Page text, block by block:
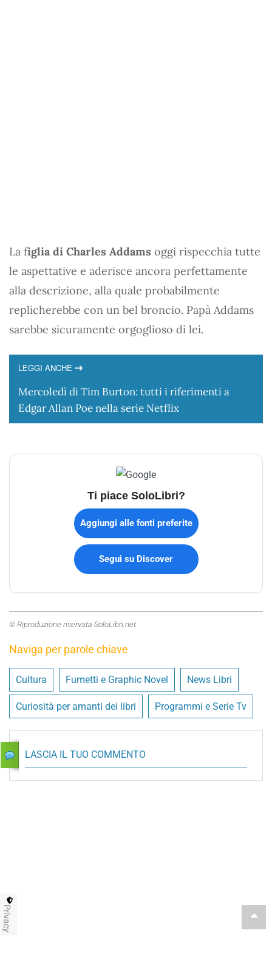
La figlia di Charles Addams oggi rispecchia tutte
le aspettative e aderisce ancora perfettamente
alla descrizione, alla quale probabilmente
replicherebbe con un bel broncio. Papà Addams
sarebbe sicuramente orgoglioso di lei.
LEGGI ANCHE
Mercoledì di Tim Burton: tutti i riferimenti a
Edgar Allan Poe nella serie Netflix
Ti piace SoloLibri?
Aggiungi alle fonti preferite
Segui su Discover
© Riproduzione riservata SoloLibri.net
Naviga per parole chiave
Cultura Fumetti e Graphic Novel News Libri
Curiosità per amanti dei libri Programmi e Serie Tv
LASCIA IL TUO COMMENTO
Privacy